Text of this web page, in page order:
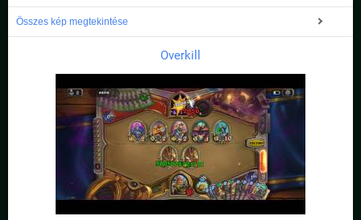
Összes kép megtekintése
Overkill